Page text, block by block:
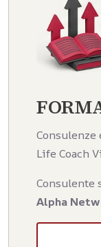
Life Coach
Consulente
Alpha